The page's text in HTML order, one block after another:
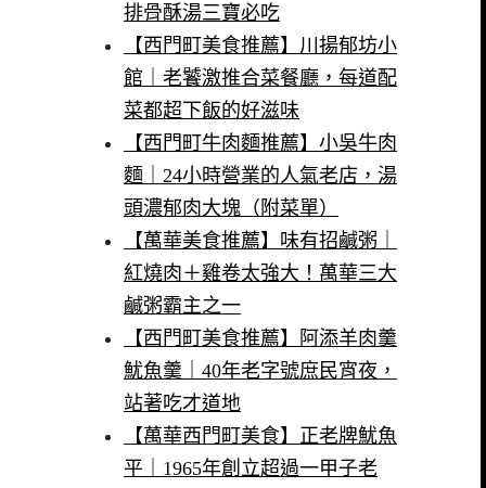
排骨酥湯三寶必吃
【西門町美食推薦】川揚郁坊小
館｜老饕激推合菜餐廳，每道配
菜都超下飯的好滋味
【西門町牛肉麵推薦】小吳牛肉
麵｜24小時營業的人氣老店，湯
頭濃郁肉大塊（附菜單）
【萬華美食推薦】味有招鹹粥｜
紅燒肉＋雞卷太強大！萬華三大
鹹粥霸主之一
【西門町美食推薦】阿添羊肉羹
魷魚羹｜40年老字號庶民宵夜，
站著吃才道地
【萬華西門町美食】正老牌魷魚
平｜1965年創立超過一甲子老